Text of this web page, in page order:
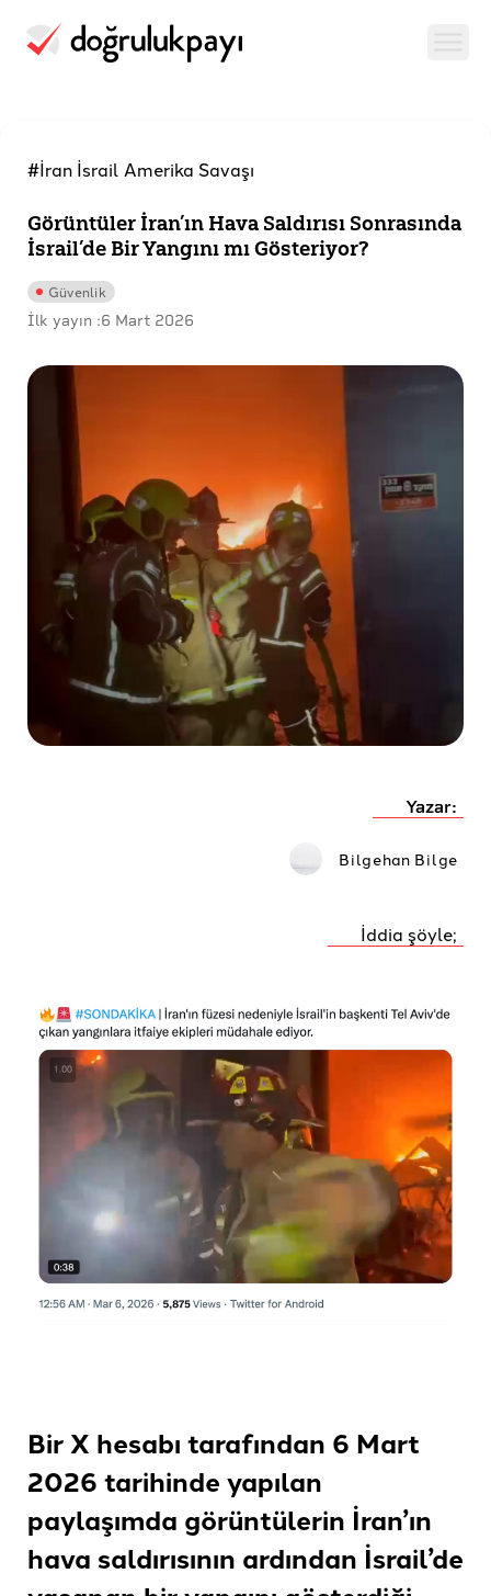
#İran İsrail Amerika Savaşı
Görüntüler İran’ın Hava Saldırısı Sonrasında
İsrail’de Bir Yangını mı Gösteriyor?
Güvenlik
İlk yayın :6 Mart 2026
Yazar:
Bilgehan Bilge
İddia şöyle;
Bir X hesabı tarafından 6 Mart
2026 tarihinde yapılan
paylaşımda görüntülerin İran’ın
hava saldırısının ardından İsrail’de